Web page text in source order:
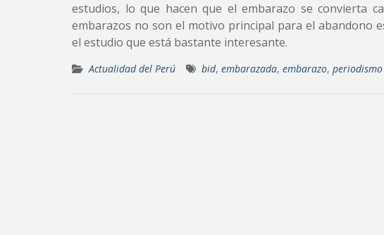
estudios, lo que hacen que el embarazo se convierta
embarazos no son el motivo principal para el abandono
el estudio que está bastante interesante.
Actualidad del Perú bid, embarazada, embarazo, periodismo